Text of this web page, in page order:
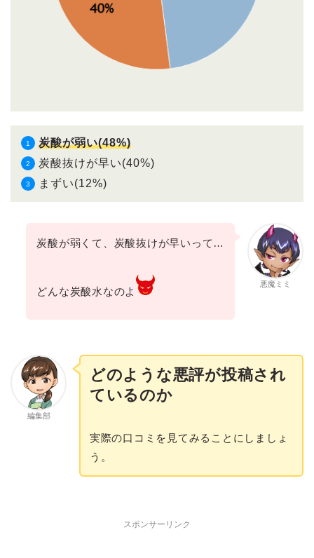
炭酸が弱い(48%)
炭酸抜けが早い(40%)
まずい(12%)
悪魔ミミ
炭酸が弱くて、炭酸抜けが早いって…
どんな炭酸水なのよ
編集部
どのような悪評が投稿され
ているのか
実際の口コミを見てみることにしましょ
う。
スポンサーリンク